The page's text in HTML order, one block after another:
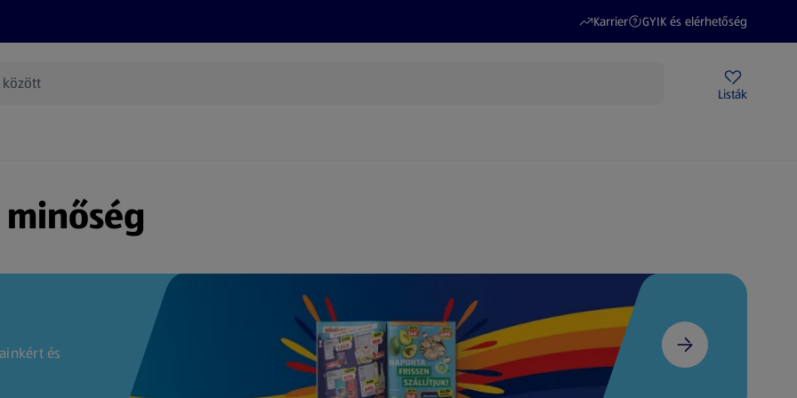
Karrier
(új oldalon nyílik meg)
GYIK és elérhetőség
(új oldalon nyílik meg)
Listák
és